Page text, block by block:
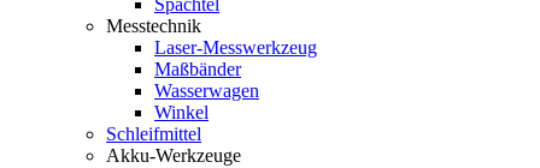
Spachtel
Messtechnik
Laser-Messwerkzeug
Maßbänder
Wasserwagen
Winkel
Schleifmittel
Akku-Werkzeuge